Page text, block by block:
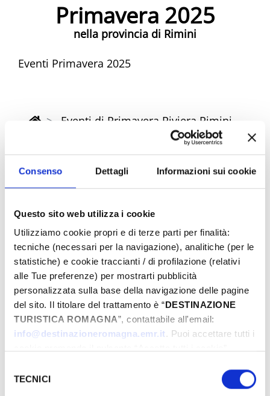
Consenso Dettagli Informazioni sui cookie
Questo sito web utilizza i cookie
Utilizziamo cookie propri e di terze parti per finalità:
tecniche (necessari per la navigazione), analitiche (per le
statistiche) e cookie traccianti / di profilazione (relativi
alle Tue preferenze) per mostrarti pubblicità
personalizzata sulla base della navigazione delle pagine
del sito. Il titolare del trattamento è “DESTINAZIONE
TURISTICA ROMAGNA”, contattabile all'email:
info@destinazioneromagna.emr.it. Puoi accettare tutti i
gestire le tue preferenze facendo clic su “Personalizza”.
Qualora acconsenti a tutti i cookie i Tuoi dati potranno
delTECNICI
Primavera 2025
nella provincia di Rimini
Eventi Primavera 2025
Eventi di Primavera Riviera Rimini
Dal
A
Comune
Tipologie